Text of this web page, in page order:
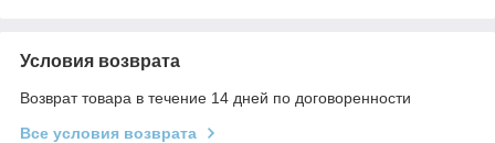
Условия возврата
Возврат товара в течение 14 дней по договоренности
Все условия возврата